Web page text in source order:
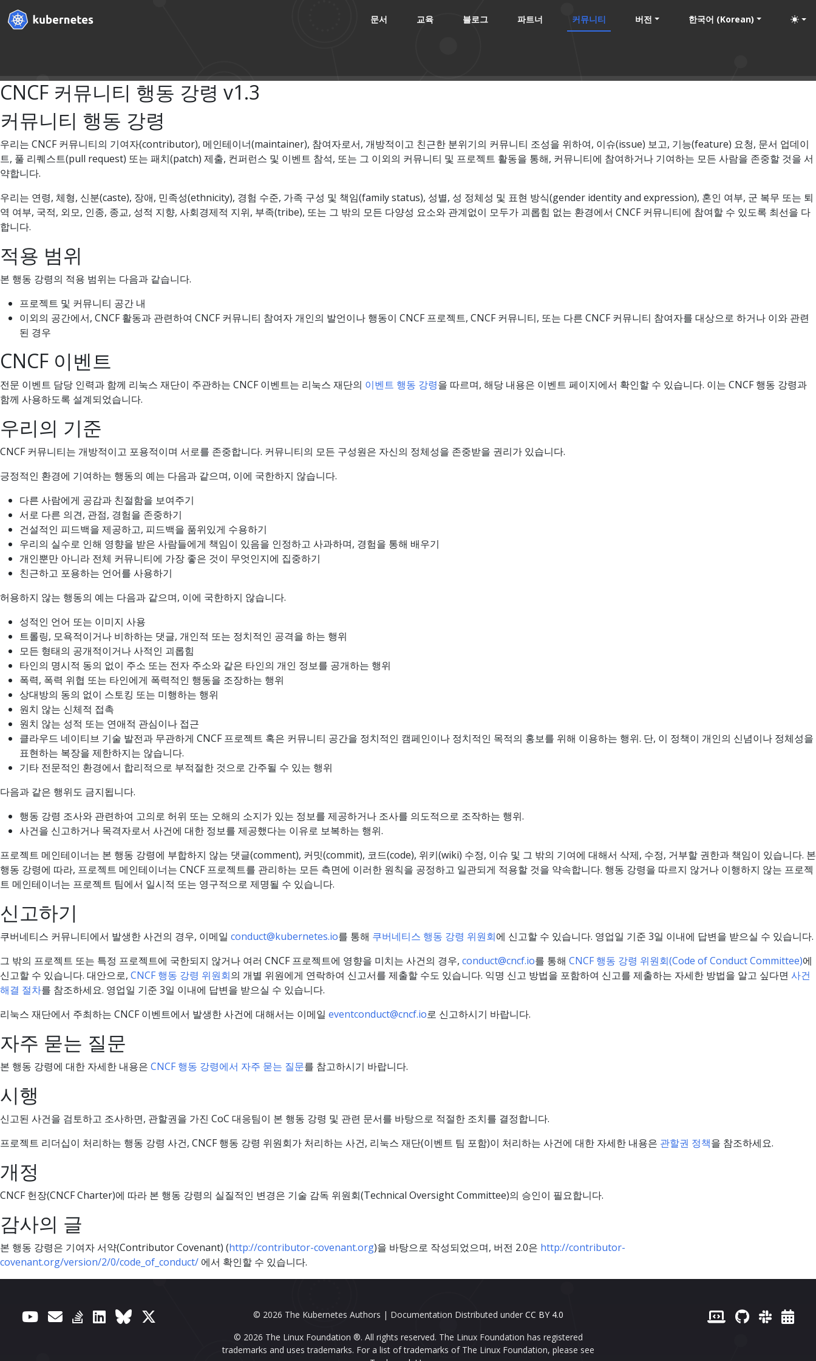
문서 교육 블로그 파트너 커뮤니티 버전 한국어 (Korean)
CNCF 커뮤니티 행동 강령 v1.3
커뮤니티 행동 강령
우리는 CNCF 커뮤니티의 기여자(contributor), 메인테이너(maintainer), 참여자로서, 개방적이고 친근한 분위기의 커뮤니티 조성을 위하여, 이슈(issue) 보고, 기능(feature) 요청, 문서 업데이
트, 풀 리퀘스트(pull request) 또는 패치(patch) 제출, 컨퍼런스 및 이벤트 참석, 또는 그 이외의 커뮤니티 및 프로젝트 활동을 통해, 커뮤니티에 참여하거나 기여하는 모든 사람을 존중할 것을 서
약합니다.
우리는 연령, 체형, 신분(caste), 장애, 민족성(ethnicity), 경험 수준, 가족 구성 및 책임(family status), 성별, 성 정체성 및 표현 방식(gender identity and expression), 혼인 여부, 군 복무 또는 퇴
역 여부, 국적, 외모, 인종, 종교, 성적 지향, 사회경제적 지위, 부족(tribe), 또는 그 밖의 모든 다양성 요소와 관계없이 모두가 괴롭힘 없는 환경에서 CNCF 커뮤니티에 참여할 수 있도록 최선을 다
합니다.
적용 범위
본 행동 강령의 적용 범위는 다음과 같습니다.
프로젝트 및 커뮤니티 공간 내
이외의 공간에서, CNCF 활동과 관련하여 CNCF 커뮤니티 참여자 개인의 발언이나 행동이 CNCF 프로젝트, CNCF 커뮤니티, 또는 다른 CNCF 커뮤니티 참여자를 대상으로 하거나 이와 관련
된 경우
CNCF 이벤트
전문 이벤트 담당 인력과 함께 리눅스 재단이 주관하는 CNCF 이벤트는 리눅스 재단의 이벤트 행동 강령을 따르며, 해당 내용은 이벤트 페이지에서 확인할 수 있습니다. 이는 CNCF 행동 강령과
함께 사용하도록 설계되었습니다.
우리의 기준
CNCF 커뮤니티는 개방적이고 포용적이며 서로를 존중합니다. 커뮤니티의 모든 구성원은 자신의 정체성을 존중받을 권리가 있습니다.
긍정적인 환경에 기여하는 행동의 예는 다음과 같으며, 이에 국한하지 않습니다.
다른 사람에게 공감과 친절함을 보여주기
서로 다른 의견, 관점, 경험을 존중하기
건설적인 피드백을 제공하고, 피드백을 품위있게 수용하기
우리의 실수로 인해 영향을 받은 사람들에게 책임이 있음을 인정하고 사과하며, 경험을 통해 배우기
개인뿐만 아니라 전체 커뮤니티에 가장 좋은 것이 무엇인지에 집중하기
친근하고 포용하는 언어를 사용하기
허용하지 않는 행동의 예는 다음과 같으며, 이에 국한하지 않습니다.
성적인 언어 또는 이미지 사용
트롤링, 모욕적이거나 비하하는 댓글, 개인적 또는 정치적인 공격을 하는 행위
모든 형태의 공개적이거나 사적인 괴롭힘
타인의 명시적 동의 없이 주소 또는 전자 주소와 같은 타인의 개인 정보를 공개하는 행위
폭력, 폭력 위협 또는 타인에게 폭력적인 행동을 조장하는 행위
상대방의 동의 없이 스토킹 또는 미행하는 행위
원치 않는 신체적 접촉
원치 않는 성적 또는 연애적 관심이나 접근
클라우드 네이티브 기술 발전과 무관하게 CNCF 프로젝트 혹은 커뮤니티 공간을 정치적인 캠페인이나 정치적인 목적의 홍보를 위해 이용하는 행위. 단, 이 정책이 개인의 신념이나 정체성을
표현하는 복장을 제한하지는 않습니다.
기타 전문적인 환경에서 합리적으로 부적절한 것으로 간주될 수 있는 행위
다음과 같은 행위도 금지됩니다.
행동 강령 조사와 관련하여 고의로 허위 또는 오해의 소지가 있는 정보를 제공하거나 조사를 의도적으로 조작하는 행위.
사건을 신고하거나 목격자로서 사건에 대한 정보를 제공했다는 이유로 보복하는 행위.
프로젝트 메인테이너는 본 행동 강령에 부합하지 않는 댓글(comment), 커밋(commit), 코드(code), 위키(wiki) 수정, 이슈 및 그 밖의 기여에 대해서 삭제, 수정, 거부할 권한과 책임이 있습니다. 본
행동 강령에 따라, 프로젝트 메인테이너는 CNCF 프로젝트를 관리하는 모든 측면에 이러한 원칙을 공정하고 일관되게 적용할 것을 약속합니다. 행동 강령을 따르지 않거나 이행하지 않는 프로젝
트 메인테이너는 프로젝트 팀에서 일시적 또는 영구적으로 제명될 수 있습니다.
신고하기
쿠버네티스 커뮤니티에서 발생한 사건의 경우, 이메일 conduct@kubernetes.io를 통해 쿠버네티스 행동 강령 위원회에 신고할 수 있습니다. 영업일 기준 3일 이내에 답변을 받으실 수 있습니다.
그 밖의 프로젝트 또는 특정 프로젝트에 국한되지 않거나 여러 CNCF 프로젝트에 영향을 미치는 사건의 경우, conduct@cncf.io를 통해 CNCF 행동 강령 위원회(Code of Conduct Committee)에
신고할 수 있습니다. 대안으로, CNCF 행동 강령 위원회의 개별 위원에게 연락하여 신고서를 제출할 수도 있습니다. 익명 신고 방법을 포함하여 신고를 제출하는 자세한 방법을 알고 싶다면 사건
해결 절차를 참조하세요. 영업일 기준 3일 이내에 답변을 받으실 수 있습니다.
리눅스 재단에서 주최하는 CNCF 이벤트에서 발생한 사건에 대해서는 이메일 eventconduct@cncf.io로 신고하시기 바랍니다.
자주 묻는 질문
본 행동 강령에 대한 자세한 내용은 CNCF 행동 강령에서 자주 묻는 질문를 참고하시기 바랍니다.
시행
신고된 사건을 검토하고 조사하면, 관할권을 가진 CoC 대응팀이 본 행동 강령 및 관련 문서를 바탕으로 적절한 조치를 결정합니다.
프로젝트 리더십이 처리하는 행동 강령 사건, CNCF 행동 강령 위원회가 처리하는 사건, 리눅스 재단(이벤트 팀 포함)이 처리하는 사건에 대한 자세한 내용은 관할권 정책을 참조하세요.
개정
CNCF 헌장(CNCF Charter)에 따라 본 행동 강령의 실질적인 변경은 기술 감독 위원회(Technical Oversight Committee)의 승인이 필요합니다.
감사의 글
본 행동 강령은 기여자 서약(Contributor Covenant) (http://contributor-covenant.org)을 바탕으로 작성되었으며, 버전 2.0은 http://contributor-
covenant.org/version/2/0/code_of_conduct/ 에서 확인할 수 있습니다.
© 2026 The Kubernetes Authors | Documentation Distributed under CC BY 4.0
© 2026 The Linux Foundation ®. All rights reserved. The Linux Foundation has registered
trademarks and uses trademarks. For a list of trademarks of The Linux Foundation, please see